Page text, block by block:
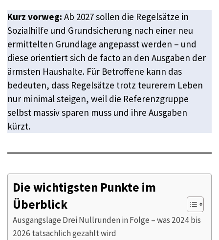
Kurz vorweg: Ab 2027 sollen die Regelsätze in
Sozialhilfe und Grundsicherung nach einer neu
ermittelten Grundlage angepasst werden – und
diese orientiert sich de facto an den Ausgaben der
ärmsten Haushalte. Für Betroffene kann das
bedeuten, dass Regelsätze trotz teurerem Leben
nur minimal steigen, weil die Referenzgruppe
selbst massiv sparen muss und ihre Ausgaben
kürzt.
Die wichtigsten Punkte im
Überblick
Ausgangslage Drei Nullrunden in Folge – was 2024 bis
2026 tatsächlich gezahlt wird